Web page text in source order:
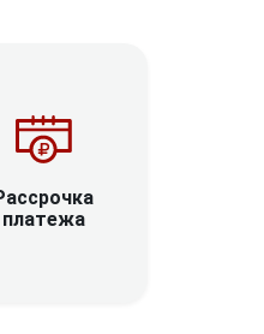
платежа